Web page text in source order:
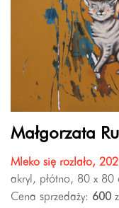
Małgorzata
Mleko się rozlało,
akryl, płótno, 80 x 80
Cena sprzedaży: 600